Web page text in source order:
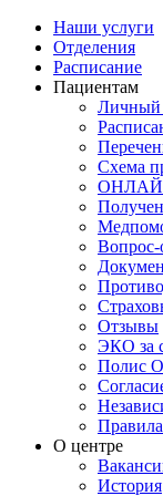
Наши услуги
Отделения
Расписание
Пациентам
Личный
Схема
Вопрос-
Отзывы
ЭКО за
Полис
О центре
История